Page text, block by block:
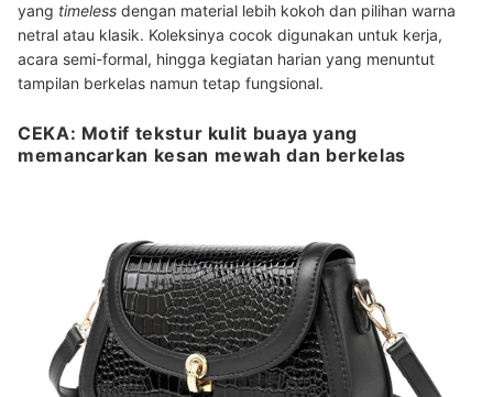
yang timeless dengan material lebih kokoh dan pilihan warna
netral atau klasik. Koleksinya cocok digunakan untuk kerja,
acara semi-formal, hingga kegiatan harian yang menuntut
tampilan berkelas namun tetap fungsional.
CEKA: Motif tekstur kulit buaya yang
memancarkan kesan mewah dan berkelas